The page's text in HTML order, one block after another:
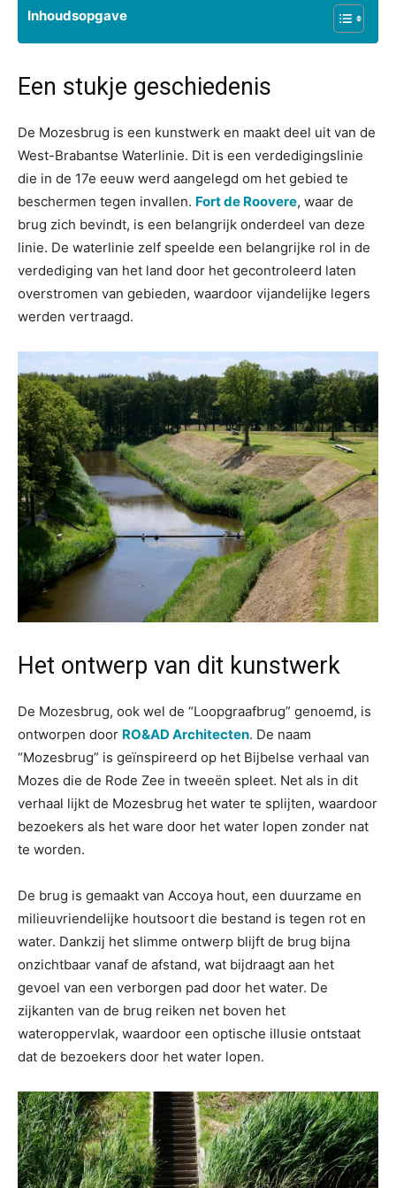
Inhoudsopgave
Een stukje geschiedenis
De Mozesbrug is een kunstwerk en maakt deel uit van de
West-Brabantse Waterlinie. Dit is een verdedigingslinie
die in de 17e eeuw werd aangelegd om het gebied te
beschermen tegen invallen. Fort de Roovere, waar de
brug zich bevindt, is een belangrijk onderdeel van deze
linie. De waterlinie zelf speelde een belangrijke rol in de
verdediging van het land door het gecontroleerd laten
overstromen van gebieden, waardoor vijandelijke legers
werden vertraagd.
Het ontwerp van dit kunstwerk
De Mozesbrug, ook wel de “Loopgraafbrug” genoemd, is
ontworpen door RO&AD Architecten. De naam
“Mozesbrug” is geïnspireerd op het Bijbelse verhaal van
Mozes die de Rode Zee in tweeën spleet. Net als in dit
verhaal lijkt de Mozesbrug het water te splijten, waardoor
bezoekers als het ware door het water lopen zonder nat
te worden.
De brug is gemaakt van Accoya hout, een duurzame en
milieuvriendelijke houtsoort die bestand is tegen rot en
water. Dankzij het slimme ontwerp blijft de brug bijna
onzichtbaar vanaf de afstand, wat bijdraagt aan het
gevoel van een verborgen pad door het water. De
zijkanten van de brug reiken net boven het
wateroppervlak, waardoor een optische illusie ontstaat
dat de bezoekers door het water lopen.